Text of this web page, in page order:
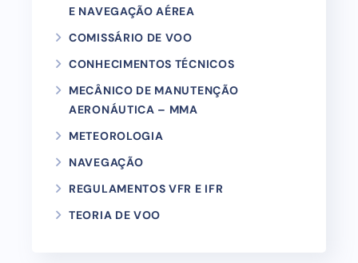
E NAVEGAÇÃO AÉREA
COMISSÁRIO DE VOO
CONHECIMENTOS TÉCNICOS
MECÂNICO DE MANUTENÇÃO
AERONÁUTICA – MMA
METEOROLOGIA
NAVEGAÇÃO
REGULAMENTOS VFR E IFR
TEORIA DE VOO